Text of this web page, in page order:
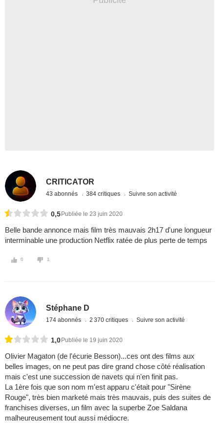
CRITICATOR
43 abonnés 384 critiques Suivre son activité
0,5 Publiée le 23 juin 2020
Belle bande annonce mais film très mauvais 2h17 d'une longueur
interminable une production Netflix ratée de plus perte de temps
0 1
Stéphane D
174 abonnés 2 370 critiques Suivre son activité
1,0 Publiée le 19 juin 2020
Olivier Magaton (de l'écurie Besson)...ces ont des films aux
belles images, on ne peut pas dire grand chose côté réalisation
mais c'est une succession de navets qui n'en finit pas.
La 1ère fois que son nom m'est apparu c'était pour "Sirène
Rouge", très bien marketé mais très mauvais, puis des suites de
franchises diverses, un film avec la superbe Zoe Saldana
malheureusement tout aussi médiocre.